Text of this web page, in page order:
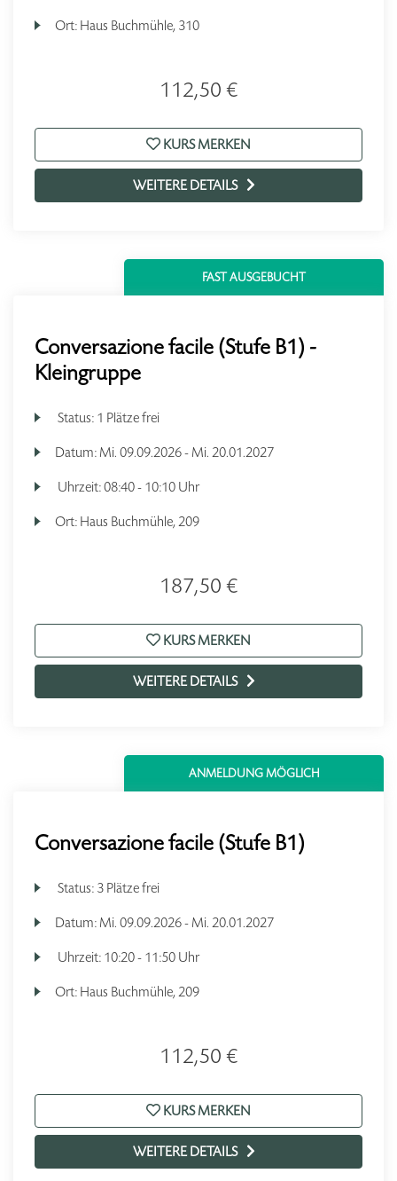
Ort: Haus Buchmühle, 310
112,50 €
KURS MERKEN
WEITERE DETAILS
FAST AUSGEBUCHT
Conversazione facile (Stufe B1) -
Kleingruppe
Status: 1 Plätze frei
Datum: Mi. 09.09.2026 - Mi. 20.01.2027
Uhrzeit:08:40 - 10:10 Uhr
Ort: Haus Buchmühle, 209
187,50 €
KURS MERKEN
WEITERE DETAILS
ANMELDUNG MÖGLICH
Conversazione facile (Stufe B1)
Status: 3 Plätze frei
Datum: Mi. 09.09.2026 - Mi. 20.01.2027
Uhrzeit: 10:20 - 11:50 Uhr
Ort: Haus Buchmühle, 209
112,50 €
KURS MERKEN
WEITERE DETAILS